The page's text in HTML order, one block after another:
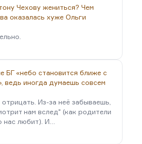
и гротеск, и сатиру на
Другим таким мастером
Коринец, замечательный
и безусловно для меня в моём
что у нас с Иркой
того, как мы поженились, а
одним из парольных
Чехову жениться? Чем
оказалась хуже Ольги
БГ «небо становится ближе с
ведь иногда думаешь совсем
Из-за неё забываешь,
нам вслед" (как родители
нас любит). И…